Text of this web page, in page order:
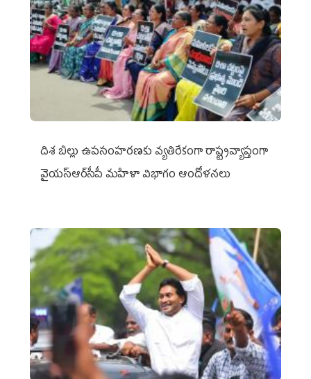
దిశ బిల్లు ఉపసంహరణకు వ్యతిరేకంగా రాష్ట్రవ్యాప్తంగా
వైయ‌స్ఆర్‌సీపీ మహిళా విభాగం ఆందోళనలు